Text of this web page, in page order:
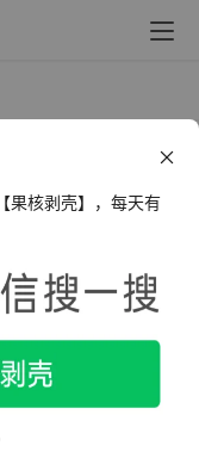
果核剥壳】，每天有